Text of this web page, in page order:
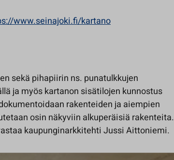
www.seinajoki.fi/kartano
sekä pihapiirin ns. punatulkkujen
ja myös kartanon sisätilojen kunnostus
rakenteiden ja aiempien
osin näkyviin alkuperäisiä rakenteita.
kaupunginarkkitehti Jussi Aittoniemi.